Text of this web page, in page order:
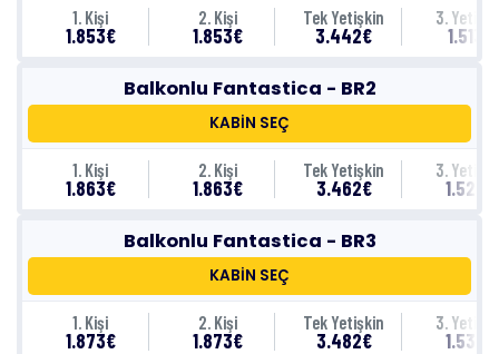
1. Kişi
1.853€
2. Kişi
1.853€
Tek Yetişkin
3.442€
3.
1.513€
Balkonlu Fantastica - BR2
KABİN SEÇ
1. Kişi
1.863€
2. Kişi
1.863€
Tek Yetişkin
3.462€
3.
1.523€
Balkonlu Fantastica - BR3
KABİN SEÇ
1. Kişi
1.873€
2. Kişi
1.873€
Tek Yetişkin
3.482€
3.
1.533€